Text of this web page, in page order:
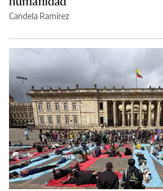
Candela Ramírez